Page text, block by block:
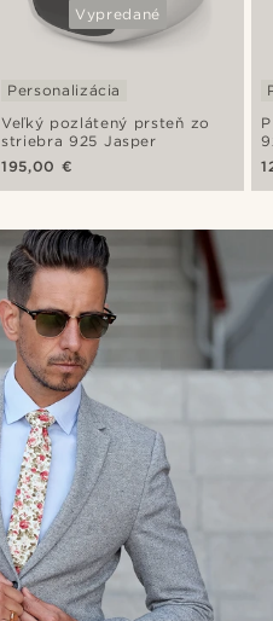
Vypredané
Veľký pozlátený prsteň zo
striebra 925 Jasper
Personalizácia
195,00 €